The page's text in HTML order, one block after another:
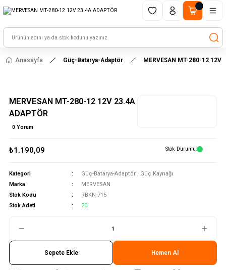
HAYAL ET - TASARLA - ÇALIŞTIR
Anasayfa Güç-Batarya-Adaptör MERVESAN MT-280-12 12V
MERVESAN MT-280-12 12V 23.4A
ADAPTÖR
0 Yorum
₺1.190,09 Stok Durumu
Kategori Güç-Batarya-Adaptör , Güç Kaynağı
Marka
MERVESAN
Stok Kodu
RBKN-715
Stok Adeti
20
Sepete Ekle Hemen Al